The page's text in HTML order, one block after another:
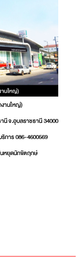
านใหญ่)
นี จ.อุบลราชธานี 34000
การ 086-4600569
นหยุดนักขัตฤกษ์